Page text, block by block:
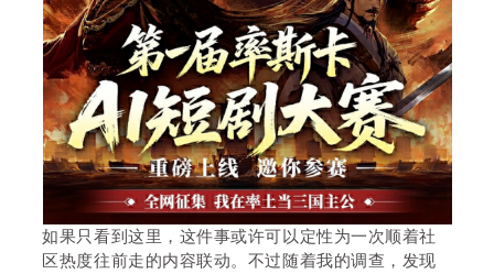
如果只看到这里，这件事或许可以定性为一次顺着社
区热度往前走的内容联动。不过随着我的调查，发现